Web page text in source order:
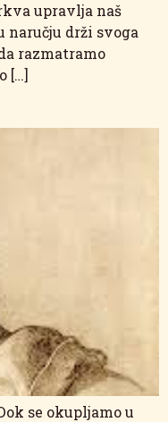
upravlja naš
naručju drži svoga
razmatramo
[…]
se okupljamo u